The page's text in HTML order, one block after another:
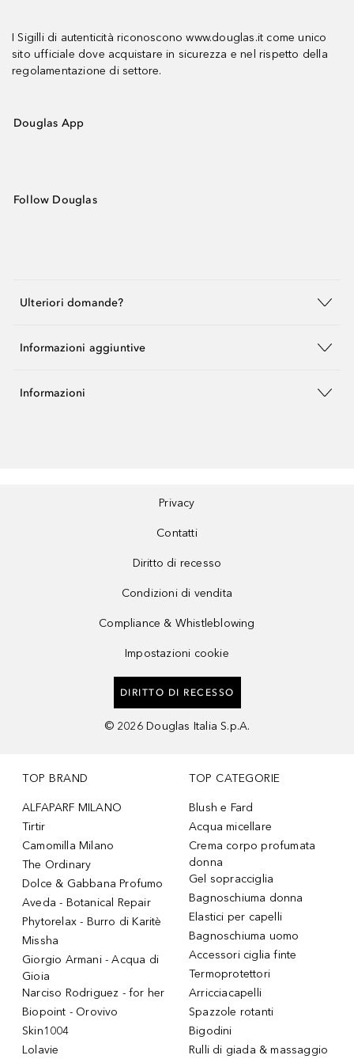
I Sigilli di autenticità riconoscono www.douglas.it come unico
sito ufficiale dove acquistare in sicurezza e nel rispetto della
regolamentazione di settore.
Douglas App
Follow Douglas
Ulteriori domande?
Informazioni aggiuntive
Informazioni
Privacy
Contatti
Diritto di recesso
Condizioni di vendita
Compliance & Whistleblowing
Impostazioni cookie
DIRITTO DI RECESSO
© 2026 Douglas Italia S.p.A.
TOP BRAND
ALFAPARF MILANO
Tirtir
Camomilla Milano
The Ordinary
Dolce & Gabbana Profumo
Aveda - Botanical Repair
Phytorelax - Burro di Karitè
Missha
Giorgio Armani - Acqua di
Gioia
Narciso Rodriguez - for her
Biopoint - Orovivo
Skin1004
Lolavie
TOP CATEGORIE
Blush e Fard
Acqua micellare
Crema corpo profumata
donna
Gel sopracciglia
Bagnoschiuma donna
Elastici per capelli
Bagnoschiuma uomo
Accessori ciglia finte
Termoprotettori
Arricciacapelli
Spazzole rotanti
Bigodini
Rulli di giada & massaggio